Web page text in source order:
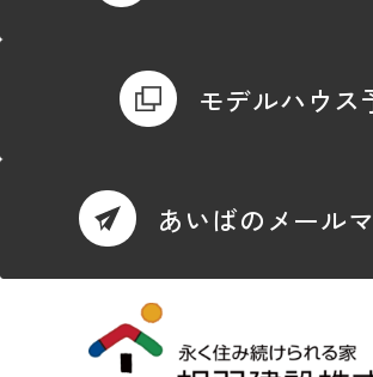
モデルハウス
あいばのメール